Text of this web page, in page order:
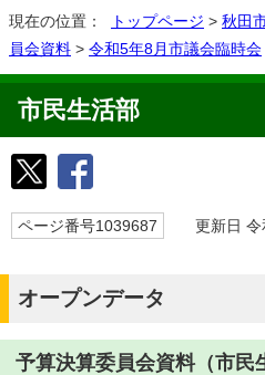
現在の位置： トップページ > 秋田
員会資料 > 令和5年8月市議会臨時会
市民生活部
ページ番号1039687 更新日 令
オープンデータ
予算決算委員会資料（市民